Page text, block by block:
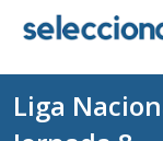
Liga